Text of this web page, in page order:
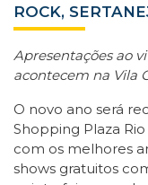
ROCK,
Apresentações ao
acontecem na Vila
O novo ano será
Shopping Plaza
com os melhores
shows gratuitos